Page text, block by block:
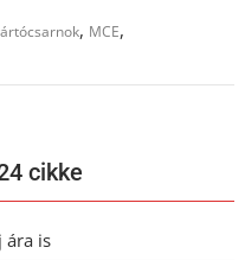
, MCE,
cikke
ára is